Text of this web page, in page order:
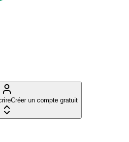
Créer un compte gratuit